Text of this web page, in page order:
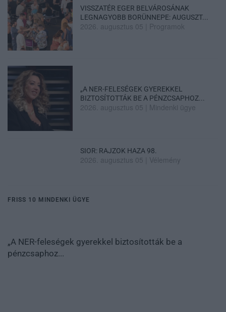
VISSZATÉR EGER BELVÁROSÁNAK
LEGNAGYOBB BORÜNNEPE: AUGUSZT...
2026. augusztus 05 Programok
„A NER-FELESÉGEK GYEREKKEL
BIZTOSÍTOTTÁK BE A PÉNZCSAPHOZ...
2026. augusztus 05 Mindenki ügye
SIOR: RAJZOK HAZA 98.
2026. augusztus 05 Vélemény
FRISS 10 MINDENKI ÜGYE
„A NER-feleségek gyerekkel biztosították be a
pénzcsaphoz...